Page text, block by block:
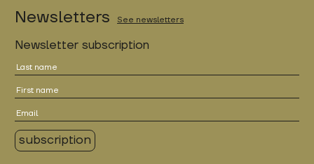
Newsletters See newsletters
Newsletter subscription